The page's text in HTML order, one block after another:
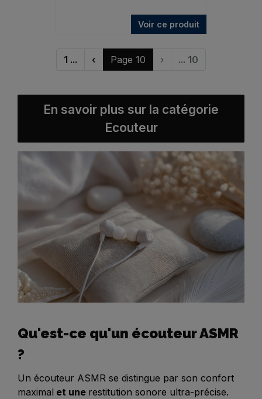
Voir ce produit
1 ... ‹ Page 10 › ... 10
En savoir plus sur la catégorie
Ecouteur
Qu'est-ce qu'un écouteur ASMR
?
Un écouteur ASMR se distingue par son confort
maximal et une restitution sonore ultra-précise.